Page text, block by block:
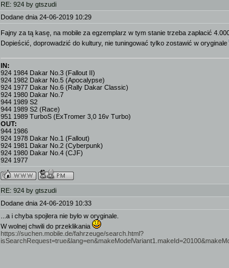
RE: 924 by gtszudi
Dodane dnia 24-06-2019 10:29
Fajny za tą kasę, na mobile za egzemplarz w tym stanie trzeba zapłacić
Dopieścić, doprowadzić do kultury, nie tuningować tylko zostawić w oryginale
IN:
924 1984 Dakar No.3 (Fallout II)
924 1982 Dakar No.5 (Apocalypse)
924 1977 Dakar No.6 (Rally Dakar Classic)
924 1980 Dakar No.7
944 1989 S2
944 1989 S2 (Race)
951 1989 TurboS (ExTromer 3,0 16v Turbo)
OUT:
944 1986
924 1978 Dakar No.1 (Fallout)
924 1981 Dakar No.2 (Cyberpunk)
924 1980 Dakar No.4 (CJF)
924 1977
RE: 924 by gtszudi
Dodane dnia 24-06-2019 10:33
...a i chyba spojlera nie było w oryginale.
W wolnej chwili do przeklikania
https://suchen.mobile.de/fahrzeuge/search.html?